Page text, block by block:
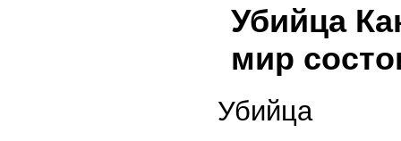
Убийца
мир
Убийца